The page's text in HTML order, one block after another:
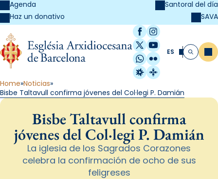
Agenda
Haz un donativo
Santoral del día
SAVA
Facebook
Instagram
X / Twitter
YouTube
WhatsApp
Flickr
Radio Estel
Catalunya
ES Buscar
Home Noticias
Bisbe Taltavull confirma jóvenes del Col·legi P. Damián
Bisbe Taltavull confirma
jóvenes del Col·legi P. Damián
La iglesia de los Sagrados Corazones
celebra la confirmación de ocho de sus
feligreses